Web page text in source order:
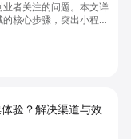
者关注的问题。本文详
核心步骤，突出小程序
势，帮助你轻松实现商
运营，快速开启线上卖
南！
验？解决渠道与效